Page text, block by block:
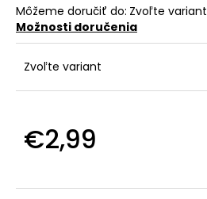
Môžeme doručiť do: Zvoľte variant
Možnosti doručenia
Zvoľte variant
€2,99